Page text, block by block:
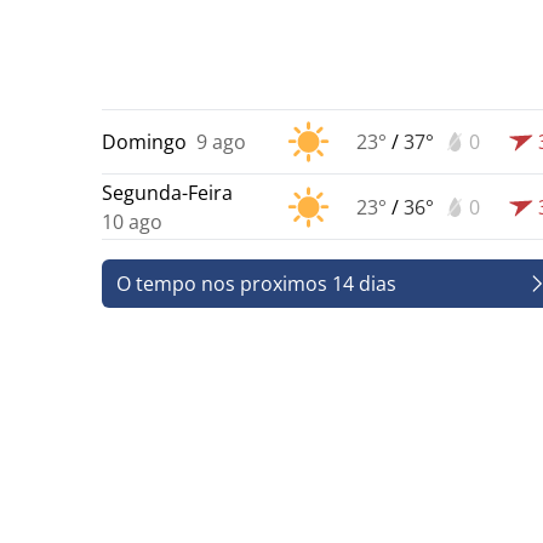
Domingo 9 ago 23° /37° 0
Segunda-Feira
10 ago
23° /36° 0
O tempo nos proximos 14 dias